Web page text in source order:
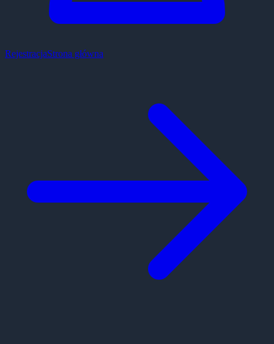
RejestracjaStrona główna